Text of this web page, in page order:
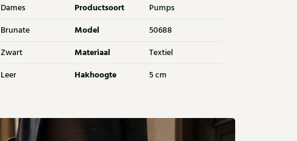
Dames Productsoort Pumps
Brunate Model 50688
Zwart Materiaal Textiel
Leer Hakhoogte 5 cm